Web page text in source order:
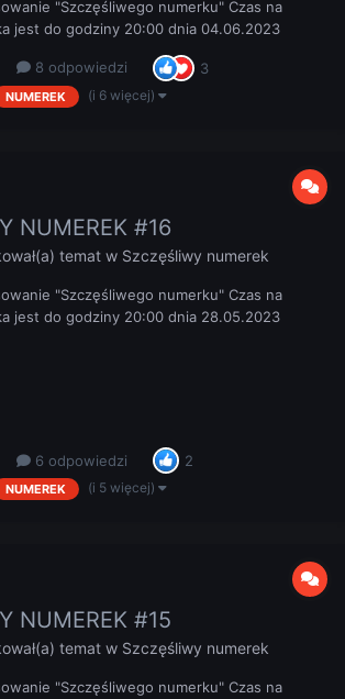
"Szczęśliwego numerku" Czas na
jest do godziny 20:00 dnia 04.06.2023
8 odpowiedzi 3
NUMEREK (i 6 więcej)
NUMEREK #16
temat w Szczęśliwy numerek
"Szczęśliwego numerku" Czas na
jest do godziny 20:00 dnia 28.05.2023
6 odpowiedzi 2
NUMEREK (i 5 więcej)
NUMEREK #15
temat w Szczęśliwy numerek
"Szczęśliwego numerku" Czas na